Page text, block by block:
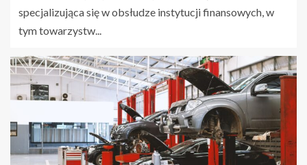
specjalizująca się w obsłudze instytucji finansowych, w
tym towarzystw...